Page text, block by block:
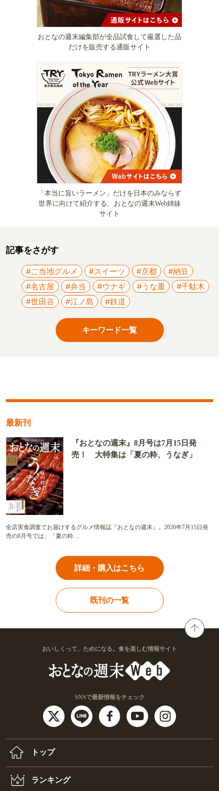
おとなの週末編集部が全品試食して厳選した品
だけを販売する通販サイト
「本当に旨いラーメン」だけを日本のみならず
世界に向けて紹介する、おとなの週末Web姉妹
サイト
記事をさがす
#ご当地グルメ #スイーツ #京都
#納豆
#名古屋
#弁当 #ウナギ #うな重
#千駄木
#世田谷
#江ノ島 #鉄道
キーワード一覧
最新刊
『おとなの週末』8月号は7月15日発
売！ 大特集は「夏の粋、うなぎ」
全店実食調査でお届けするグルメ情報誌『おとなの週末』。2026年7月15日発
売の8月号では、「夏の粋…
詳細・購入はこちら
既刊の一覧
おいしくって、ためになる。食を楽しむ情報サイト
SNSで最新情報をチェック
トップ
ランキング